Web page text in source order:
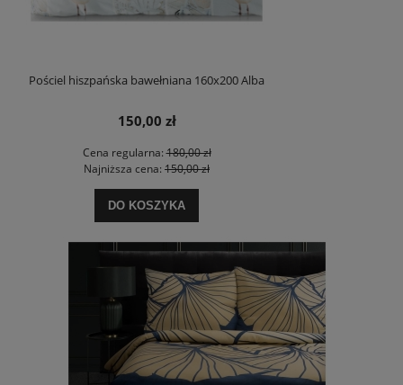
Pościel hiszpańska bawełniana 160x200 Alba
150,00 zł
Cena regularna:180,00 zł
Najniższa cena: 150,00 zł
DO KOSZYKA